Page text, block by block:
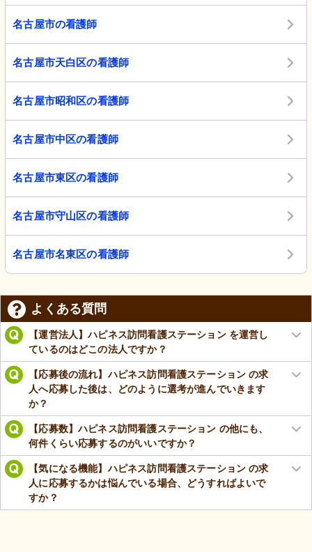
名古屋市の看護師
名古屋市天白区の看護師
名古屋市昭和区の看護師
名古屋市中区の看護師
名古屋市東区の看護師
名古屋市守山区の看護師
名古屋市名東区の看護師
よくある質問
【運営法人】ハピネス訪問看護ステーション を運営し
ているのはどこの法人ですか？
【応募後の流れ】ハピネス訪問看護ステーション の求
人へ応募した後は、どのように選考が進んでいきます
か？
【応募数】ハピネス訪問看護ステーション の他にも、
何件くらい応募するのがいいですか？
【気になる機能】ハピネス訪問看護ステーション の求
人に応募するかは悩んでいる場合、どうすればよいで
すか？